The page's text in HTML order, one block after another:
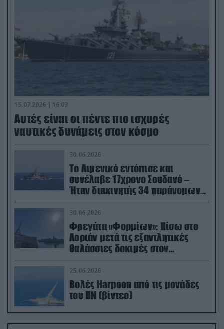
15.07.2026 | 16:03
Aυτές είναι οι πέντε πιο ισχυρές
ναυτικές δυνάμεις στον κόσμο
30.06.2026
Το Λιμενικό εντόπισε και
συνέλαβε 17χρονο Σουδανό –
Ήταν διακινητής 34 παράνομων
μεταναστών
30.06.2026
Φρεγάτα «Φορμίων»: Πίσω στο
Λοριάν μετά τις εξαντλητικές
θαλάσσιες δοκιμές στον
απαιτητικό Βισκαϊκό
25.06.2026
Βολές Harpoon από τις μονάδες
του ΠΝ (βίντεο)